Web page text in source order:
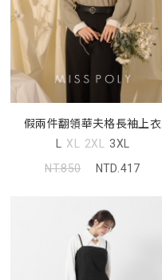
假兩件翻領華夫格長袖上衣
MISS
L XL 2XL 3XL
NT.850
NTD.417